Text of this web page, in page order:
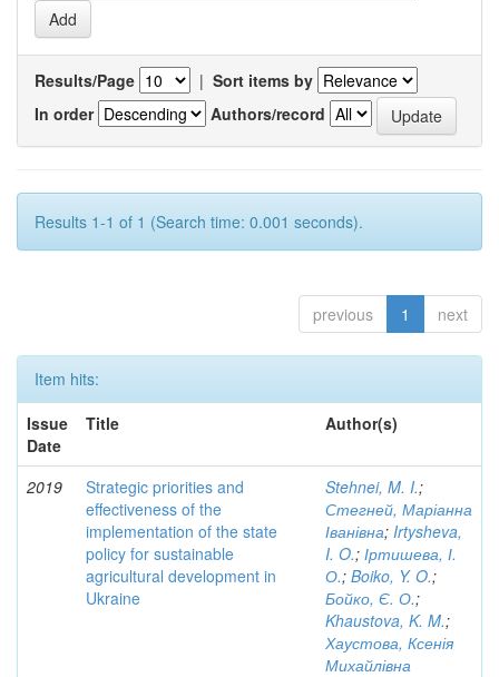
Results/Page | Sort items by
In order
Authors/record
Results 1-1 of 1 (Search time: 0.001 seconds).
previous 1 next
Item hits:
Issue
Date
Title Author(s)
2019
Strategic priorities and
effectiveness of the
implementation of the state
policy for sustainable
agricultural development in
Ukraine
Stehnei, M. I.;
Стегней, Маріанна
Іванівна; Irtysheva,
I. O.; Іртишева, І.
О.; Boiko, Y. O.;
Бойко, Є. О.;
Khaustova, K. M.;
Хаустова, Ксенія
Михайлівна